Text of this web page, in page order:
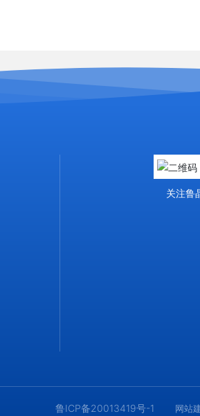
关注鲁
鲁ICP备20013419号-1 网站
在线咨询
在线客服 2026-08-08 10:18:07
在线客服 2026-08-08 10:18:07
您也可以留下电话，稍后